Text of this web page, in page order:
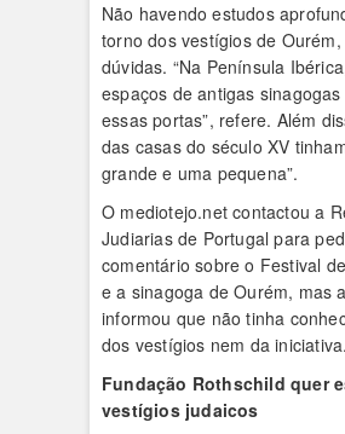
Não havendo estudos
torno dos vestígios de
dúvidas. “Na Península
espaços de antigas
essas portas”, refere. Além
das casas do século XV
grande e uma pequena”.
O mediotejo.net contactou a
Judiarias de Portugal para
comentário sobre o Festival
e a sinagoga de Ourém, mas
informou que não tinha
dos vestígios nem da iniciativa.
Fundação Rothschild quer
vestígios judaicos